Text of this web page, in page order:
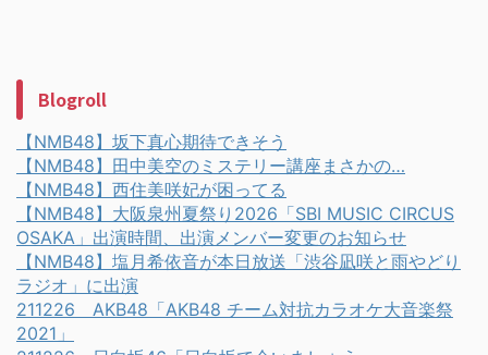
Blogroll
【NMB48】坂下真心期待できそう
【NMB48】田中美空のミステリー講座まさかの…
【NMB48】西住美咲妃が困ってる
【NMB48】大阪泉州夏祭り2026「SBI MUSIC CIRCUS
OSAKA」出演時間、出演メンバー変更のお知らせ
【NMB48】塩月希依音が本日放送「渋谷凪咲と雨やどり
ラジオ」に出演
211226 AKB48「AKB48 チーム対抗カラオケ大音楽祭
2021」